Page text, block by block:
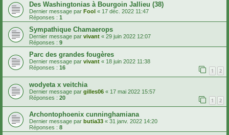
Des Washingtonias à Bourgoin Jallieu (38)
Dernier message par Fool « 17 déc. 2022 11:47
Réponses : 1
Sympathique Chamaerops
Dernier message par vivant « 29 juin 2022 12:07
Réponses : 9
Parc des grandes fougères
Dernier message par vivant « 18 juin 2022 11:38
Réponses : 16 1 2
wodyeta x veitchia
Dernier message par gilles06 « 17 mai 2022 15:57
Réponses : 20 1 2
Archontophoenix cunninghamiana
Dernier message par butia33 « 31 janv. 2022 14:20
Réponses : 8